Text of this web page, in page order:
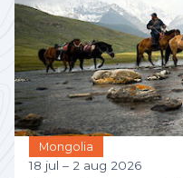
Mongolia
18 jul – 2 aug 2026